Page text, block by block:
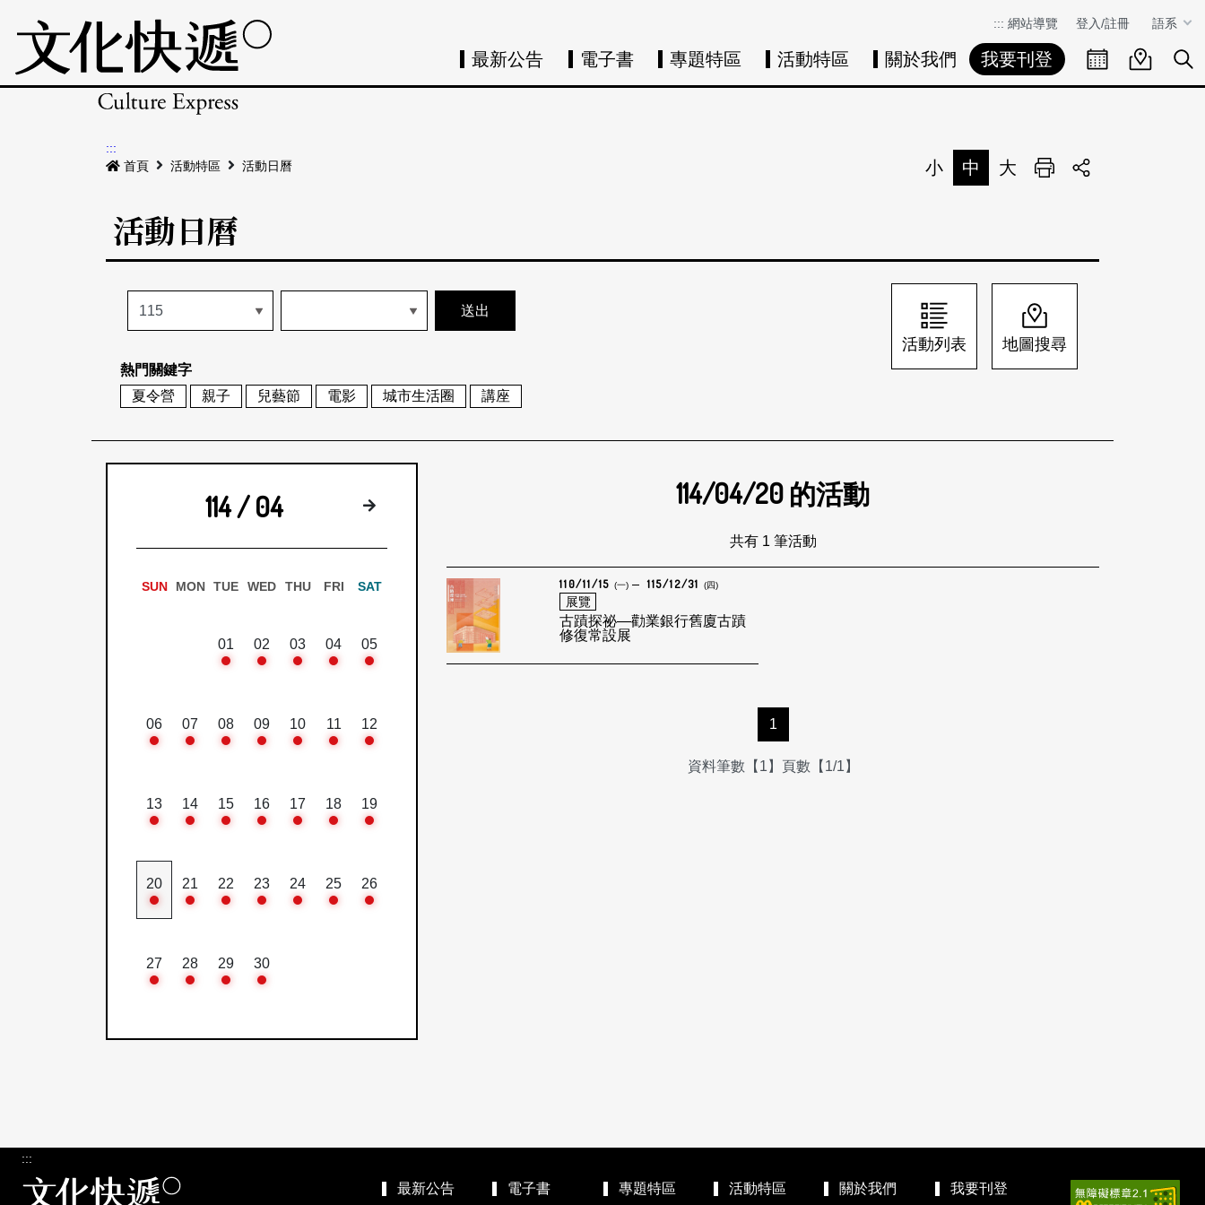
::: 網站導覽 登入/註冊 語系
最新公告 電子書 專題特區 活動特區 關於我們 我要刊登 活動日曆活動地圖展
:::
首頁
活動特區 活動日曆 小 中 大 列印
活動日曆
熱門關鍵字
夏令營
親子 兒藝節 電影 城市生活圈 講座
活動列表 地圖搜尋
114 / 04 下個月
SUN MON TUE WED THU FRI SAT
01 02 03 04 05
06 07 08 09 10 11 12
13 14 15 16 17 18 19
20 21 22 23 24 25 26
27 28 29 30
114/04/20 的活動
共有 1 筆活動
110/11/15 (一) 115/12/31 (四)
展覽
古蹟探祕—勸業銀行舊廈古蹟
修復常設展
1
資料筆數【1】頁數【1/1】
:::
最新公告 電子書 專題特區 活動特區 關於我們 我要刊登